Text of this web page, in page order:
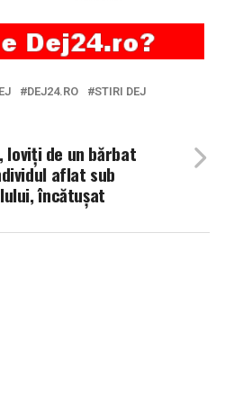
DEJ24.RO STIRI DEJ
loviți de un bărbat
aflat sub
încătușat